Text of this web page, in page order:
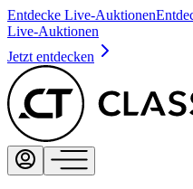
Entdecke Live-Auktionen
Live-Auktionen
Jetzt entdecken